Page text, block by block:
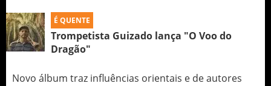
É QUENTE
Trompetista Guizado lança "O Voo do
Dragão"
Novo álbum traz influências orientais e de autores